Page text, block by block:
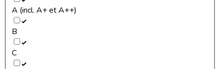
A (incl. A+ et A++)
B
C